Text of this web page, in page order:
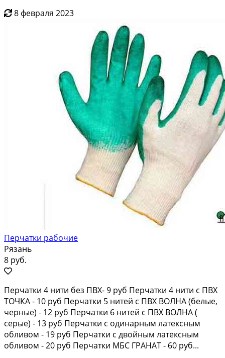
8 февраля 2023
Перчатки рабочие
Рязань
8 руб.
Перчатки 4 нити без ПВХ- 9 руб Перчатки 4 нити с ПВХ
ТОЧКА - 10 руб Перчатки 5 нитей с ПВХ ВОЛНА (белые,
черные) - 12 руб Перчатки 6 нитей с ПВХ ВОЛНА (
серые) - 13 руб Перчатки с одинарным латексным
обливом - 19 руб Перчатки с двойным латексным
обливом - 20 руб Перчатки МБС ГРАНАТ - 60 руб...